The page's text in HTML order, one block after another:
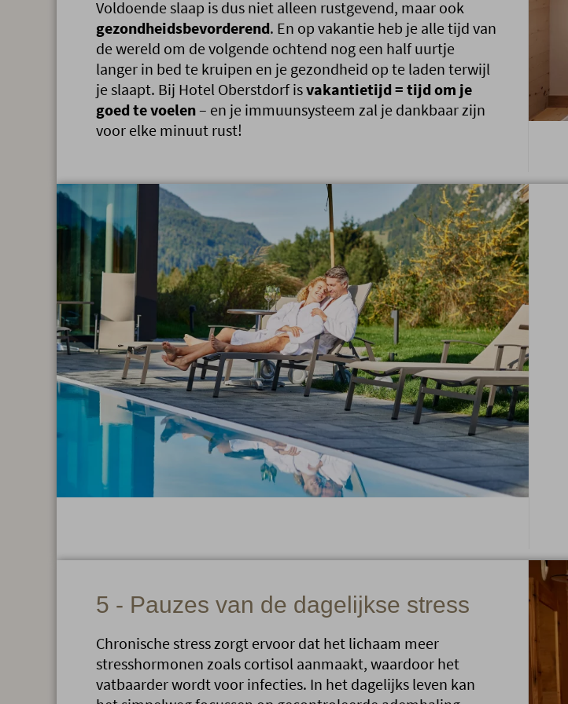
Voldoende slaap is dus niet alleen rustgevend, maar ook
gezondheidsbevorderend. En op vakantie heb je alle tijd van
de wereld om de volgende ochtend nog een half uurtje
langer in bed te kruipen en je gezondheid op te laden terwijl
je slaapt. Bij Hotel Oberstdorf isvakantietijd = tijd om je
goed te voelen– en je immuunsysteem zal je dankbaar zijn
voor elke minuut rust!
5 - Pauzes van de dagelijkse stress
Chronische stress zorgt ervoor dat het lichaam meer
stresshormonen zoals cortisol aanmaakt, waardoor het
vatbaarder wordt voor infecties. In het dagelijks leven kan